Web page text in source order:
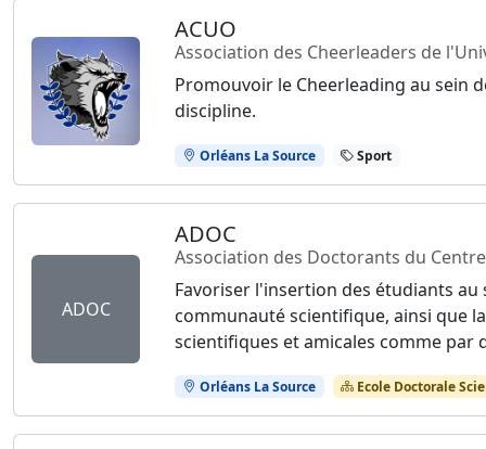
ACUO
Association des Cheerleaders de
Promouvoir le Cheerleading au sein
discipline.
Orléans La Source Sport
ADOC
ADOC
Association des Doctorants du
Favoriser l'insertion des étudiants
communauté scientifique, ainsi que
scientifiques et amicales comme par
Orléans La Source Ecole Doctorale